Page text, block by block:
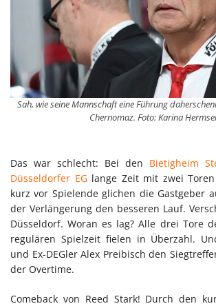
Sah, wie seine Mannschaft eine Führung
Chernomaz. Foto: Karina
Das war schlecht: Bei den Bietigheim
Düsseldorfer EGlange Zeit mit zwei Toren
kurz vor Spielende glichen die Gastgeber
der Verlängerung den besseren Lauf.
Düsseldorf. Woran es lag? Alle drei Tore
regulären Spielzeit fielen in Überzahl.
und Ex-DEGler Alex Preibisch den
der Overtime.
Comeback von Reed Stark! Durch den